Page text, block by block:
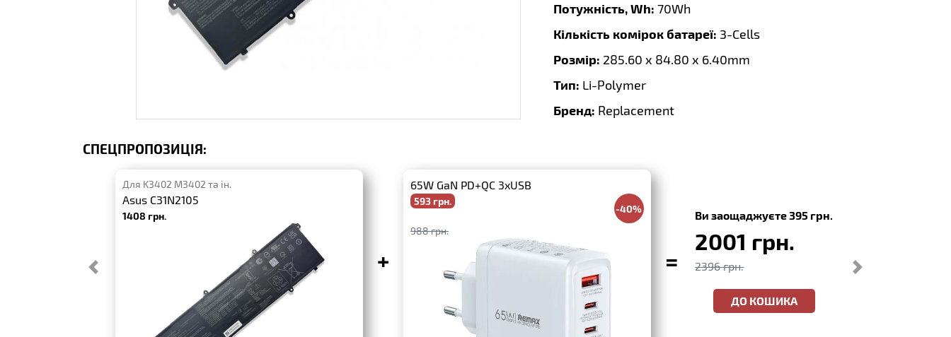
Потужність, Wh: 70Wh
Кількість комірок батареї: 3-Cells
Розмір: 285.60 x 84.80 x 6.40mm
Тип: Li-Polymer
Бренд: Replacement
СПЕЦПРОПОЗИЦІЯ:
Для K3402 M3402 та ін.
Asus C31N2105
1408 грн.
+
65W GaN PD+QC 3xUSB
593 грн.
-40%
988 грн.
=
Ви заощаджуєте 395 грн.
2001 грн.
2396 грн.
ДО КОШИКА